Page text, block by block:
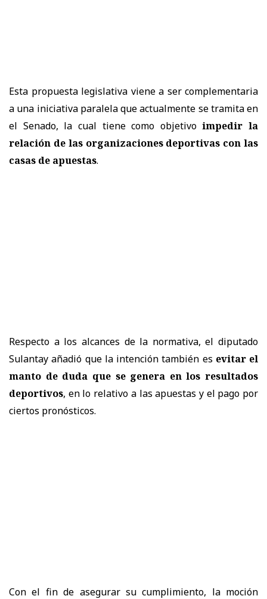
Esta propuesta legislativa viene a ser complementaria
a una iniciativa paralela que actualmente se tramita en
el Senado, la cual tiene como objetivoimpedir la
relación de las organizaciones deportivas con las
casas de apuestas.
Respecto a los alcances de la normativa, el diputado
Sulantay añadió que la intención también es evitar el
manto de duda que se genera en los resultados
deportivos, en lo relativo a las apuestas y el pago por
ciertos pronósticos.
Con el fin de asegurar su cumplimiento, la moción